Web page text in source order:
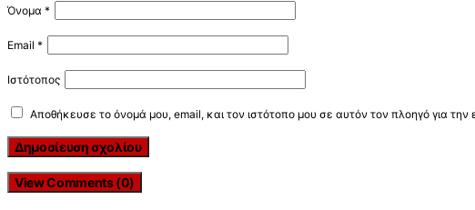
Όνομα *
Email *
Ιστότοπος
Αποθήκευσε το όνομά μου, email, και τον ιστότοπο μου σε αυτόν τον πλοηγό για
View Comments (0)